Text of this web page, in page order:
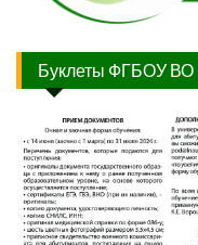
Буклеты ФГБОУ